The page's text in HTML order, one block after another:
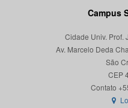
Campus
Cidade Univ. Prof.
Av. Marcelo Deda
São
CEP